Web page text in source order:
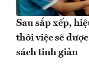
Sau sắp xếp,
thôi việc sẽ
sách tinh giản